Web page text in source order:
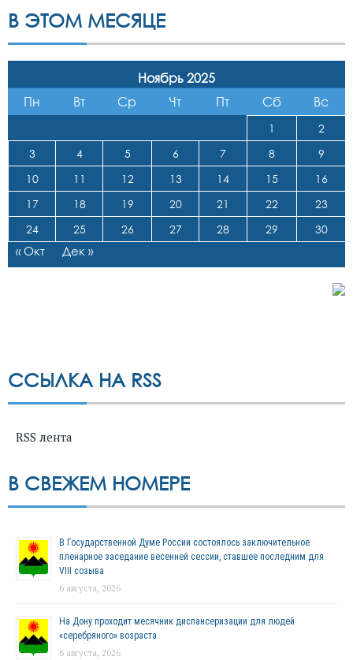
В ЭТОМ МЕСЯЦЕ
Ноябрь 2025
Пн
Вт Ср Чт Пт Сб Вс
1
2
3
4 5 6 7 8
9
10
11 12 13 14 15
16
17
18 19 20 21 22
23
24
25 26 27 28 29 30
« Окт Дек »
ССЫЛКА НА RSS
RSS лента
В СВЕЖЕМ НОМЕРЕ
В Государственной Думе России состоялось заключительное
пленарное заседание весенней сессии, ставшее последним для
VIII созыва
6 августа, 2026
На Дону проходит месячник диспансеризации для людей
«серебряного» возраста
6 августа, 2026